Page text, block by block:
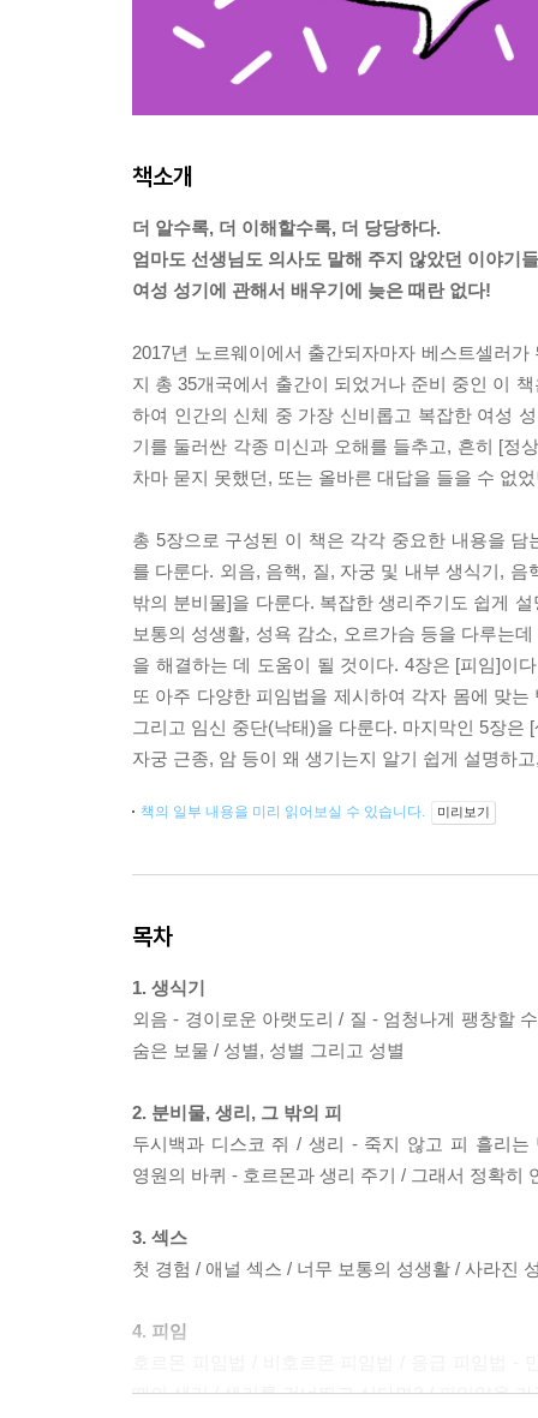
책소개
더 알수록, 더 이해할수록, 더 당당하다.
엄마도 선생님도 의사도 말해 주지 않았던 이야기들
여성 성기에 관해서 배우기에 늦은 때란 없다!
2017년 노르웨이에서 출간되자마자 베스트셀러
지 총 35개국에서 출간이 되었거나 준비 중인 이
하여 인간의 신체 중 가장 신비롭고 복잡한 여성
기를 둘러싼 각종 미신과 오해를 들추고, 흔히 [정
차마 묻지 못했던, 또는 올바른 대답을 들을 수 없
총 5장으로 구성된 이 책은 각각 중요한 내용을
를 다룬다. 외음, 음핵, 질, 자궁 및 내부 생식기,
밖의 분비물]을 다룬다. 복잡한 생리주기도 쉽게
보통의 성생활, 성욕 감소, 오르가슴 등을 다루는
을 해결하는 데 도움이 될 것이다. 4장은 [피임]이
또 아주 다양한 피임법을 제시하여 각자 몸에 맞
그리고 임신 중단(낙태)을 다룬다. 마지막인 5장
자궁 근종, 암 등이 왜 생기는지 알기 쉽게 설명하
책의 일부 내용을 미리 읽어보실 수 있습니다. 미리보기
목차
1. 생식기
외음 - 경이로운 아랫도리 / 질 - 엄청나게 팽창할
숨은 보물 / 성별, 성별 그리고 성별
2. 분비물, 생리, 그 밖의 피
두시백과 디스코 쥐 / 생리 - 죽지 않고 피 흘리
영원의 바퀴 - 호르몬과 생리 주기 / 그래서 정확히
3. 섹스
첫 경험 / 애널 섹스 / 너무 보통의 성생활 / 사라진
4. 피임
때의 생리 / 생리를 건너뛰고 싶다면? / 피임약을